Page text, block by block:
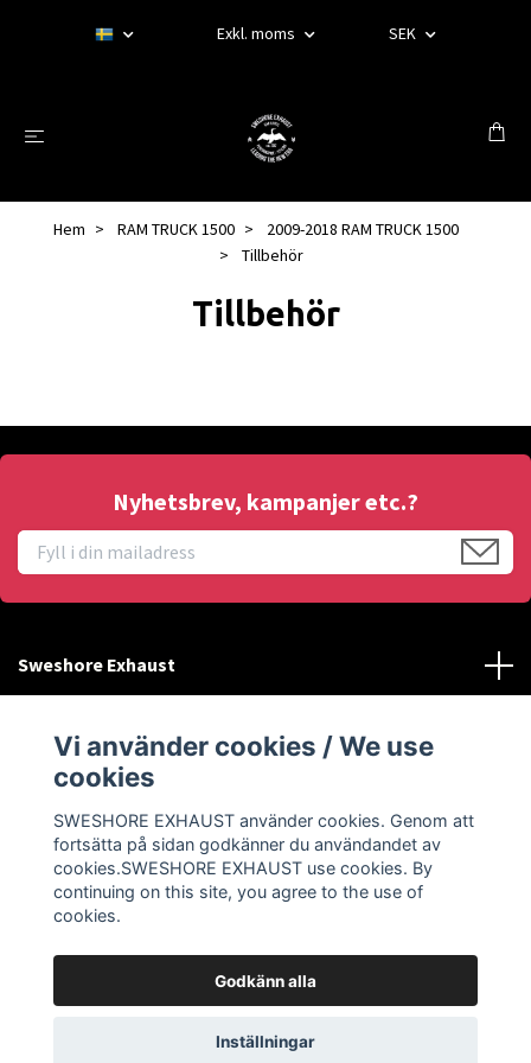
Exkl. moms SEK
Hem RAM TRUCK 1500
2009-2018 RAM TRUCK 1500
Tillbehör
Tillbehör
Nyhetsbrev, kampanjer etc.?
Sweshore Exhaust
Behöver du hjälp?
Sociala medier
© 2026 SWESHORE EXHAUST
Vi använder cookies / We use
cookies
SWESHORE EXHAUST använder cookies. Genom att
fortsätta på sidan godkänner du användandet av
cookies.SWESHORE EXHAUST use cookies. By
continuing on this site, you agree to the use of
cookies.
Godkänn alla
Inställningar